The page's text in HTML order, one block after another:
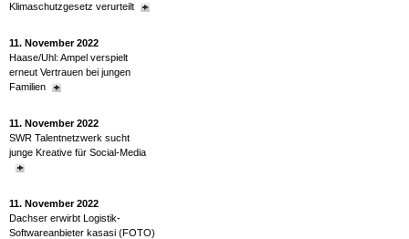
Klimaschutzgesetz verurteilt
11. November 2022
Haase/Uhl: Ampel verspielt
erneut Vertrauen bei jungen
Familien
11. November 2022
SWR Talentnetzwerk sucht
junge Kreative für Social-Media
11. November 2022
Dachser erwirbt Logistik-
Softwareanbieter kasasi (FOTO)